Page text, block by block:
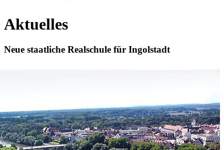
Aktuelles
Neue staatliche Realschule für Ingolstadt